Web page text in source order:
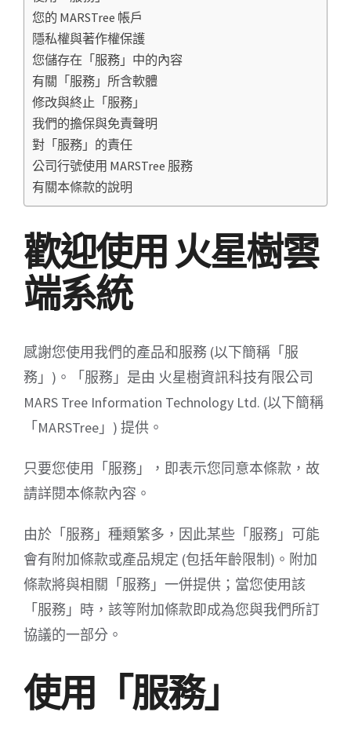
您的 MARSTree 帳戶
隱私權與著作權保護
您儲存在「服務」中的內容
有關「服務」所含軟體
修改與終止「服務」
我們的擔保與免責聲明
對「服務」的責任
公司行號使用 MARSTree 服務
有關本條款的說明
歡迎使用 火星樹雲
端系統
感謝您使用我們的產品和服務 (以下簡稱「服
務」)。「服務」是由 火星樹資訊科技有限公司
MARS Tree Information Technology Ltd. (以下簡稱
「MARSTree」) 提供。
只要您使用「服務」，即表示您同意本條款，故
請詳閱本條款內容。
由於「服務」種類繁多，因此某些「服務」可能
會有附加條款或產品規定 (包括年齡限制)。附加
條款將與相關「服務」一併提供；當您使用該
「服務」時，該等附加條款即成為您與我們所訂
協議的一部分。
使用「服務」